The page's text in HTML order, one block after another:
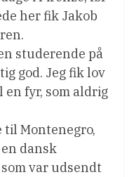
her fik Jakob
studerende på
god. Jeg fik lov
fyr, som aldrig
til Montenegro,
dansk
var udsendt